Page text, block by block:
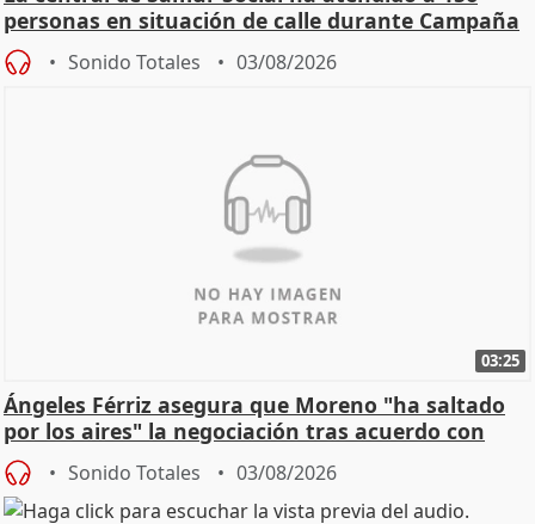
personas en situación de calle durante Campaña
de Calor
Sonido Totales 03/08/2026
03:25
Ángeles Férriz asegura que Moreno "ha saltado
por los aires" la negociación tras acuerdo con
SMA
Sonido Totales 03/08/2026